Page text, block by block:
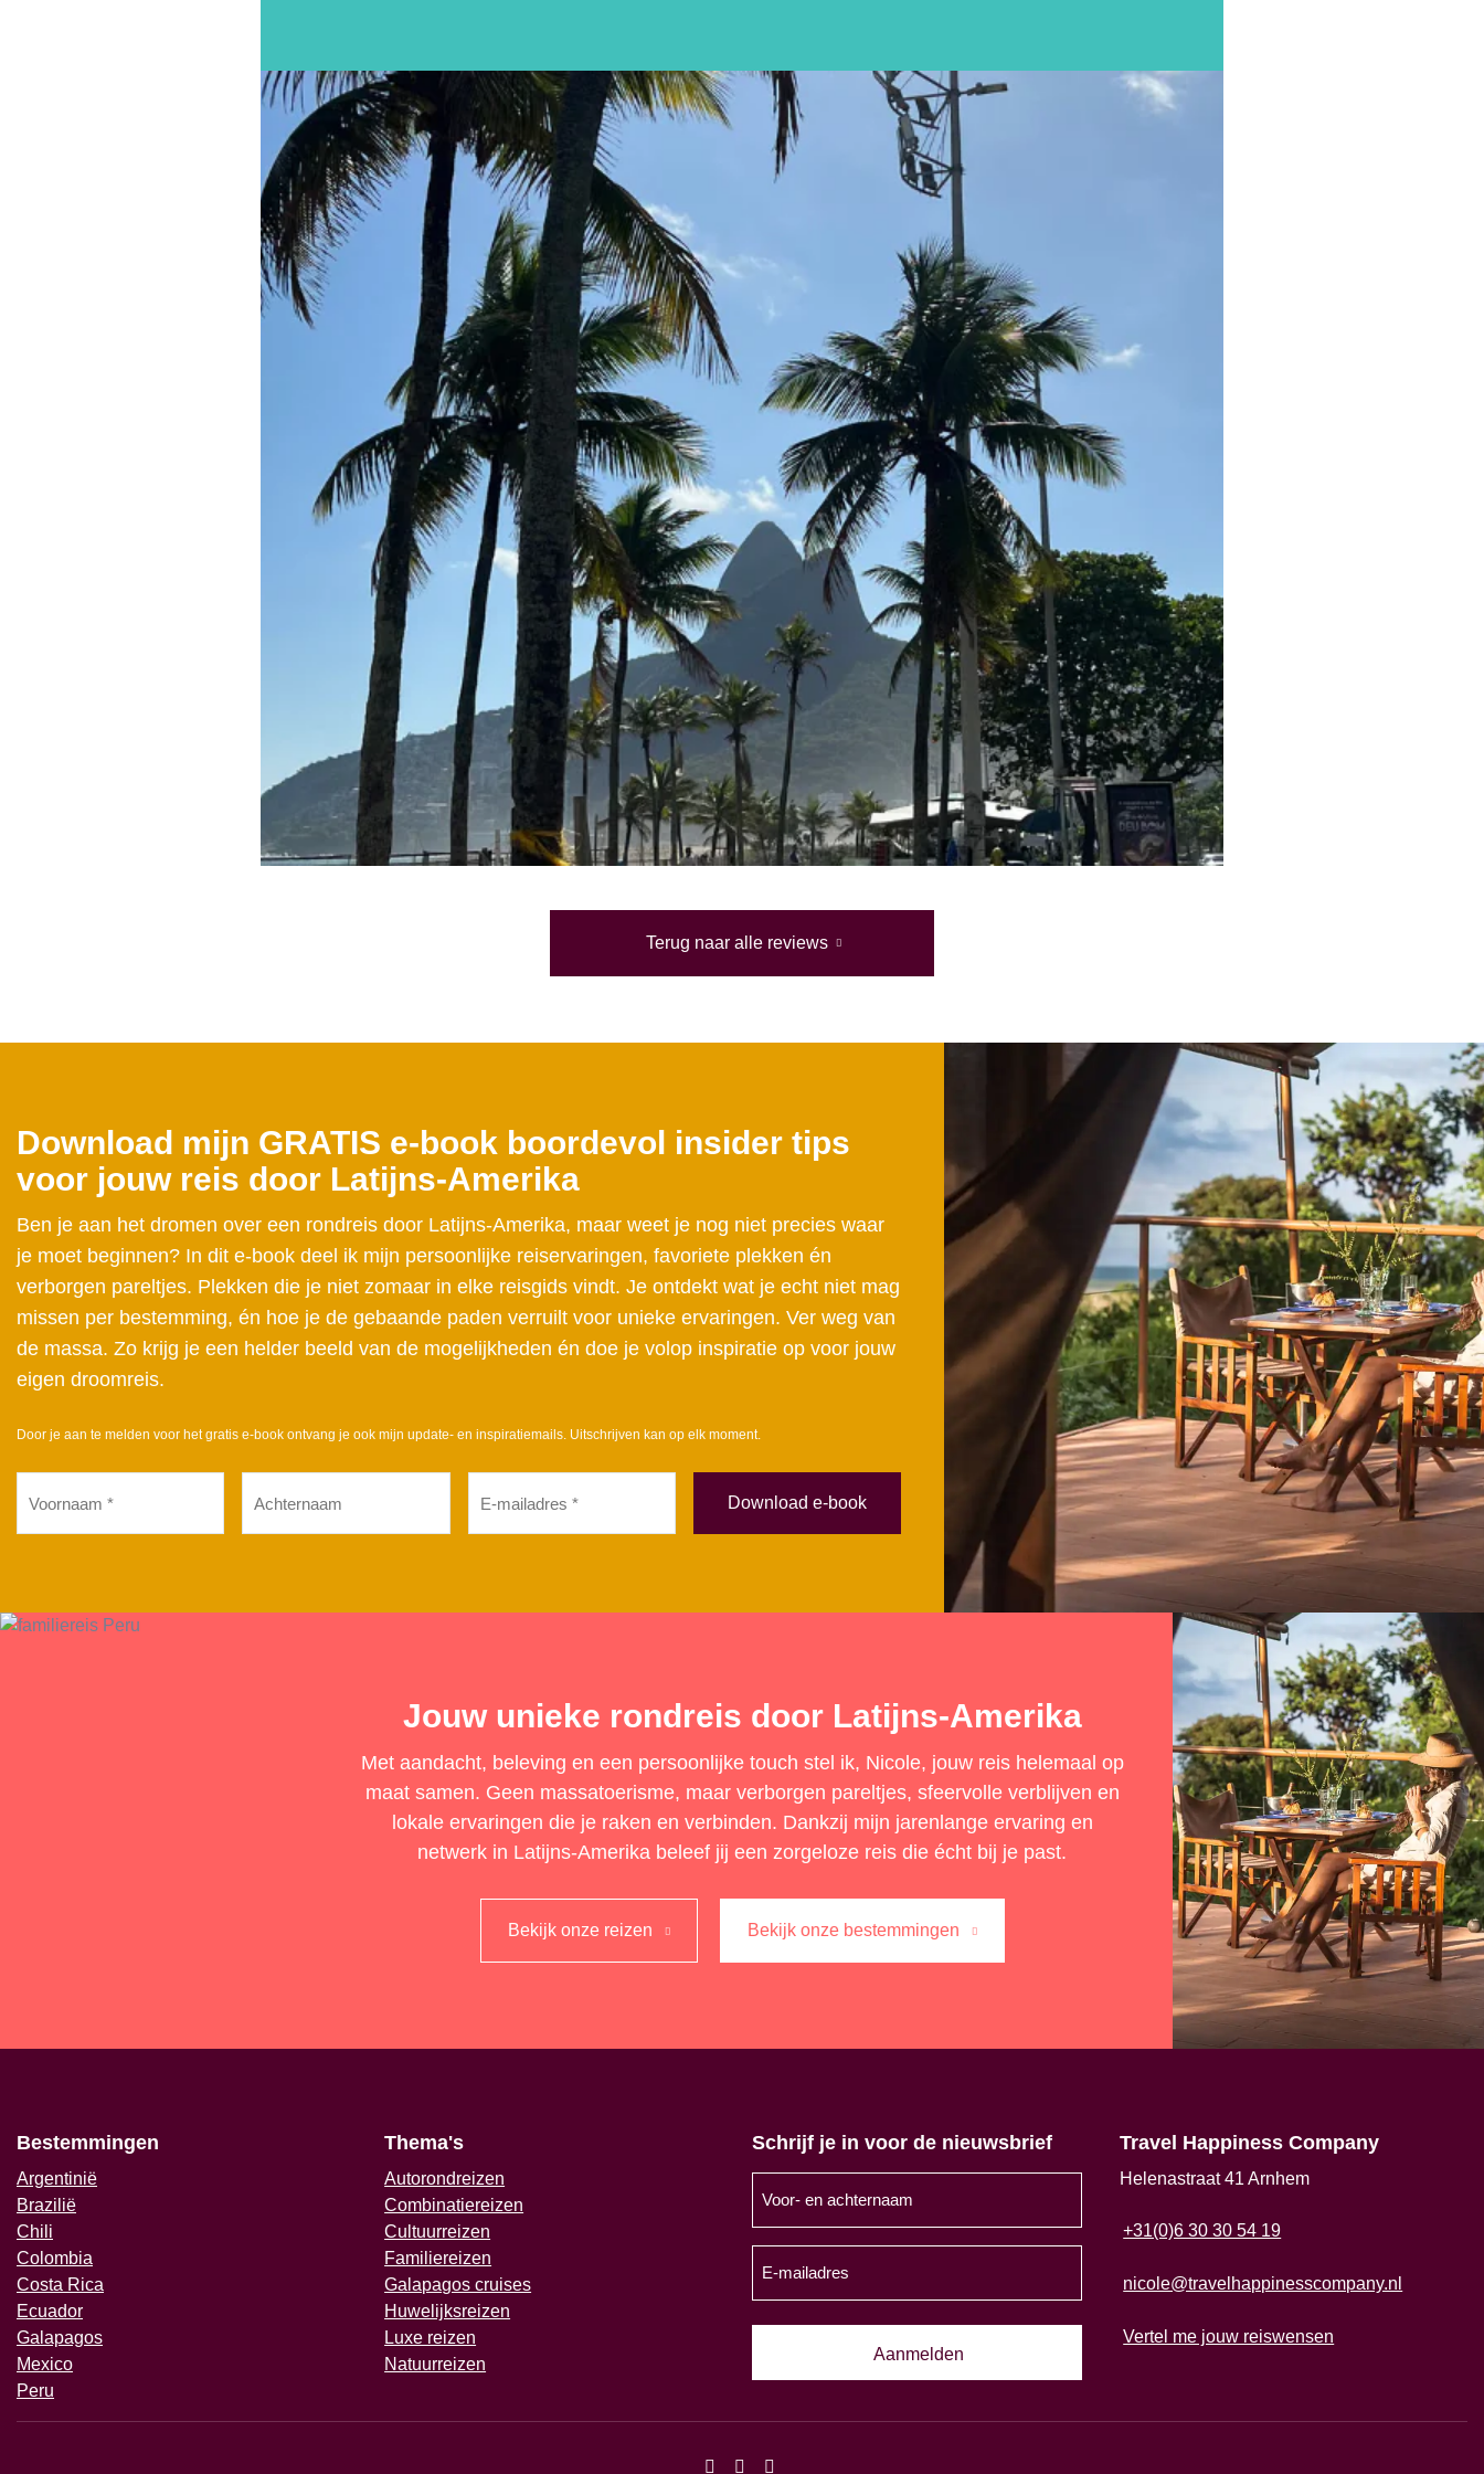
Terug naar alle reviews
Download mijn GRATIS e-book boordevol insider tips
voor jouw reis door Latijns-Amerika
Ben je aan het dromen over een rondreis door Latijns-Amerika, maar weet je nog niet precies waar
je moet beginnen? In dit e-book deel ik mijn persoonlijke reiservaringen, favoriete plekken én
verborgen pareltjes. Plekken die je niet zomaar in elke reisgids vindt. Je ontdekt wat je echt niet mag
missen per bestemming, én hoe je de gebaande paden verruilt voor unieke ervaringen. Ver weg van
de massa. Zo krijg je een helder beeld van de mogelijkheden én doe je volop inspiratie op voor jouw
eigen droomreis.
Door je aan te melden voor het gratis e-book ontvang je ook mijn update- en inspiratiemails. Uitschrijven kan op elk moment.
(Vereist)
mailadres
(Vereist)
Jouw unieke rondreis door Latijns-Amerika
Met aandacht, beleving en een persoonlijke touch stel ik, Nicole, jouw reis helemaal op
maat samen. Geen massatoerisme, maar verborgen pareltjes, sfeervolle verblijven en
lokale ervaringen die je raken en verbinden. Dankzij mijn jarenlange ervaring en
netwerk in Latijns-Amerika beleef jij een zorgeloze reis die écht bij je past.
Bekijk onze reizen Bekijk onze bestemmingen
Bestemmingen
Argentinië
Brazilië
Chili
Colombia
Costa Rica
Ecuador
Galapagos
Mexico
Peru
Thema's
Autorondreizen
Combinatiereizen
Cultuurreizen
Familiereizen
Galapagos cruises
Huwelijksreizen
Luxe reizen
Natuurreizen
Schrijf je in voor de nieuwsbrief
en
(Vereist)
mailadres
Travel Happiness Company
Helenastraat 41 Arnhem
+31(0)6 30 30 54 19
nicole@travelhappinesscompany.nl
Vertel me jouw reiswensen